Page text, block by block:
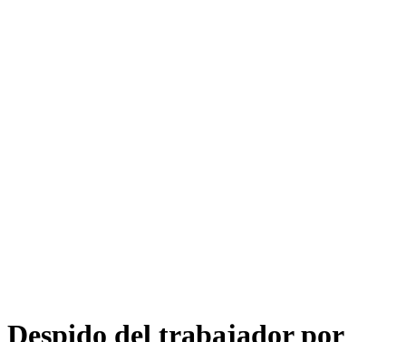
Despido del trabajador por